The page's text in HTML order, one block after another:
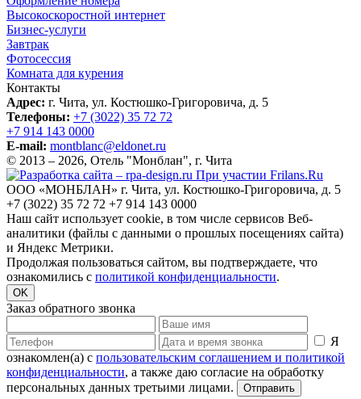
Высокоскоростной интернет
Бизнес-услуги
Завтрак
Фотосессия
Комната для курения
Контакты
Адрес: г. Чита, ул. Костюшко-Григоровича, д. 5
Телефоны: +7 (3022) 35 72 72
+7 914 143 0000
E-mail: montblanc@eldonet.ru
© 2013 – 2026, Отель "Монблан", г. Чита
При участии Frilans.Ru
ООО «МОНБЛАН» г. Чита, ул. Костюшко-Григоровича, д. 5
+7 (3022) 35 72 72 +7 914 143 0000
Наш сайт использует сооkiе, в том числе сервисов Веб-
аналитики (файлы с данными о прошлых посещениях сайта)
и Яндекс Метрики.
Продолжая пользоваться сайтом, вы подтверждаете, что
ознакомились с политикой конфиденциальности.
OK
Заказ обратного звонка
Я
ознакомлен(а) с пользовательским соглашением и политикой
конфиденциальности, а также даю согласие на обработку
персональных данных третьими лицами.
Отправить